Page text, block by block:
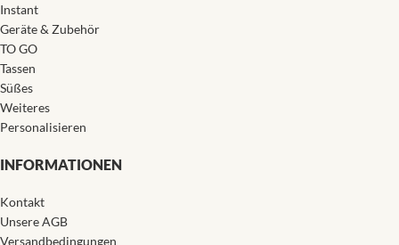
Instant
Geräte & Zubehör
TO GO
Tassen
Süßes
Weiteres
Personalisieren
INFORMATIONEN
Kontakt
Unsere AGB
Versandbedingungen